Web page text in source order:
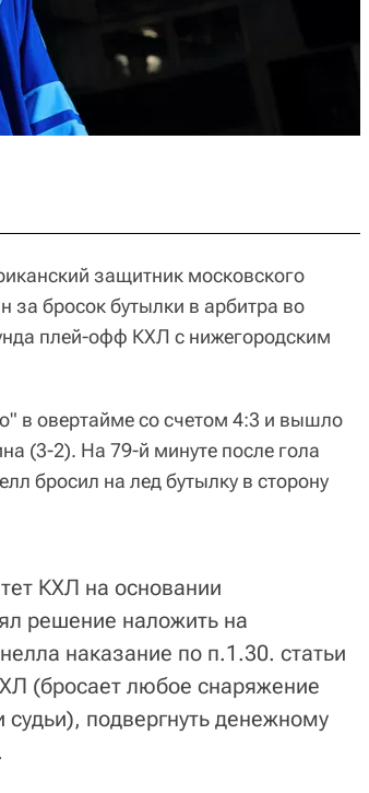
защитник московского
бросок бутылки в арбитра во
плей-офф КХЛ с нижегородским
в овертайме со счетом 4:3 и вышло
(3-2). На 79-й минуте после гола
бросил на лед бутылку в сторону
КХЛ на основании
решение наложить на
наказание по п.1.30. статьи
(бросает любое снаряжение
подвергнуть денежному